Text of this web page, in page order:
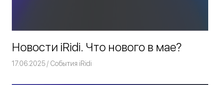
Новости iRidi. Что нового в мае?
17.06.2025 Команда iRidium mobile
События iRidi